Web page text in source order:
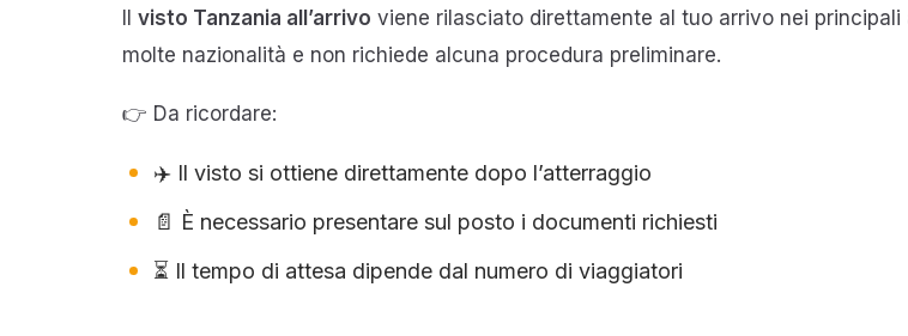
visto Tanzania all’arrivo viene rilasciato direttamente al tuo arrivo nei
molte nazionalità e non richiede alcuna procedura preliminare.
👉 Da ricordare:
✈️ Il visto si ottiene direttamente dopo l’atterraggio
📄 È necessario presentare sul posto i documenti richiesti
⏳ Il tempo di attesa dipende dal numero di viaggiatori